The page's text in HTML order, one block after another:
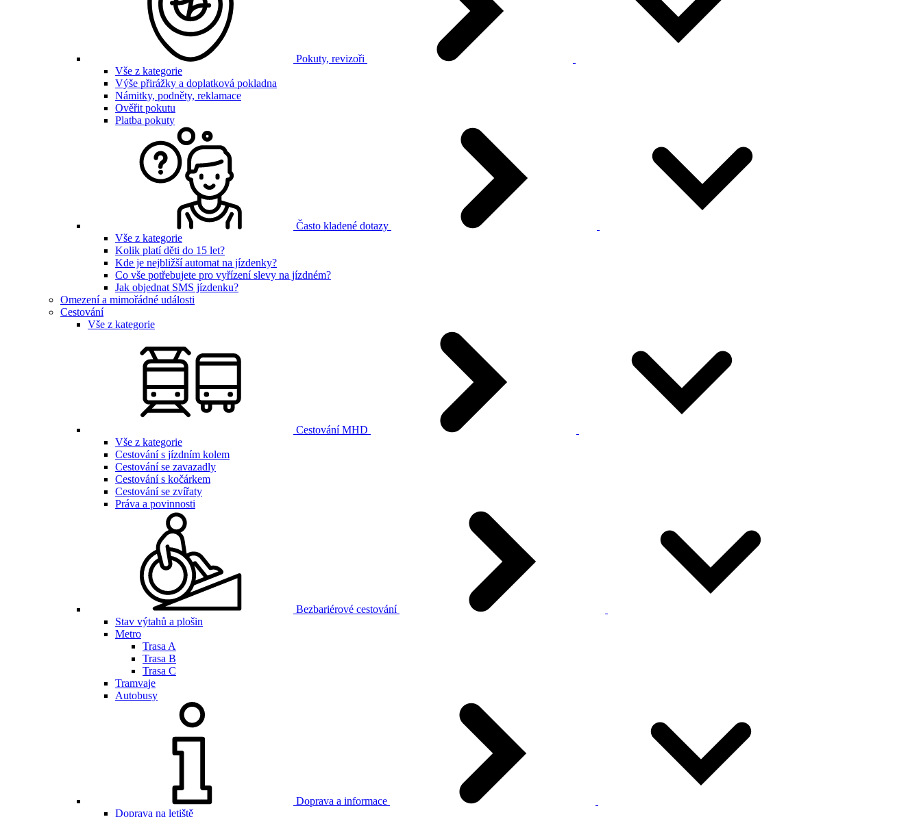
Pokuty, revizoři
Vše z kategorie
Výše přirážky a doplatková pokladna
Námitky, podněty, reklamace
Ověřit pokutu
Platba pokuty
Často kladené dotazy
Vše z kategorie
Kolik platí děti do 15 let?
Kde je nejbližší automat na jízdenky?
Co vše potřebujete pro vyřízení slevy na jízdném?
Jak objednat SMS jízdenku?
Omezení a mimořádné události
Cestování
Vše z kategorie
Cestování MHD
Vše z kategorie
Cestování s jízdním kolem
Cestování se zavazadly
Cestování s kočárkem
Cestování se zvířaty
Práva a povinnosti
Bezbariérové cestování
Stav výtahů a plošin
Metro
Trasa A
Trasa B
Trasa C
Tramvaje
Autobusy
Doprava a informace
Doprava na letiště